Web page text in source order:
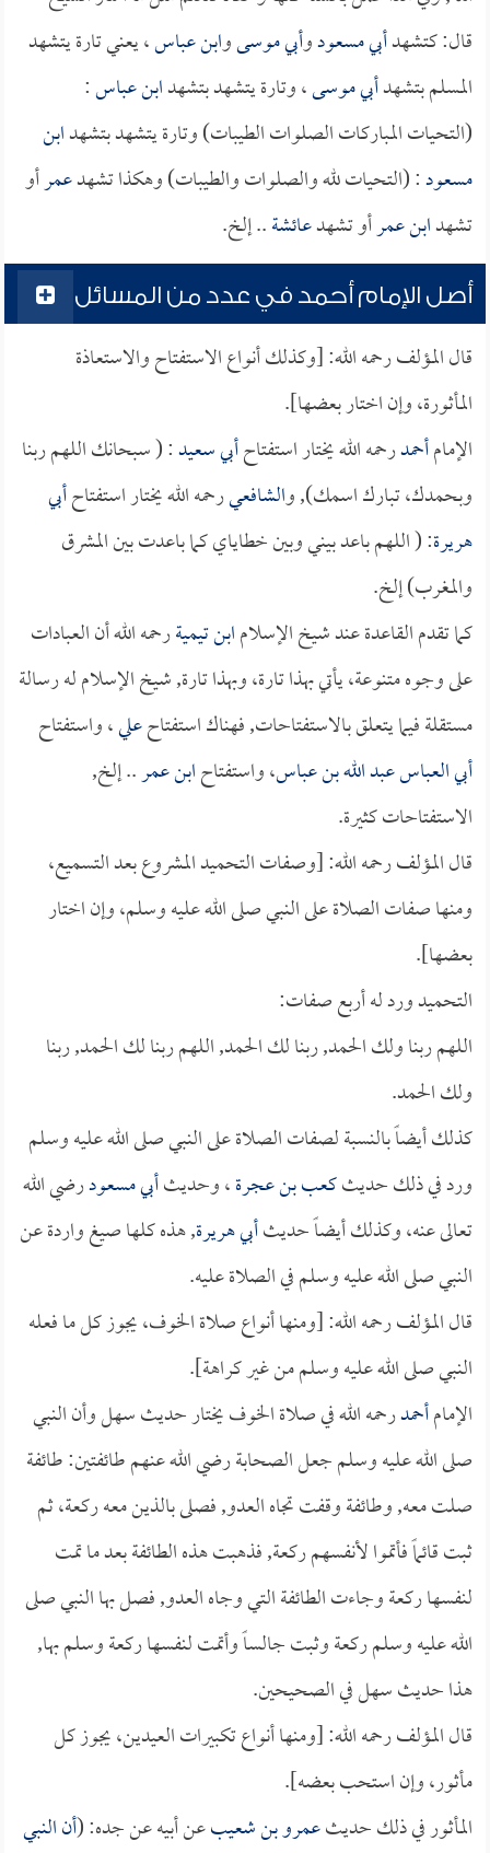
قال: كتشهدأبي مسعودوأبي موسىوابن عباس، يعني تارة يتشهد
المسلم بتشهدأبي موسى، وتارة يتشهد بتشهدابن عباس:
(التحيات المباركات الصلوات الطيبات) وتارة يتشهد بتشهدابن
مسعود: (التحيات لله والصلوات والطيبات) وهكذا تشهدعمرأو
تشهدابن عمرأو تشهدعائشة.. إلخ.
أصل الإمام أحمد في عدد من المسائل
قال المؤلف رحمه الله: [وكذلك أنواع الاستفتاح والاستعاذة
المأثورة، وإن اختار بعضها].
الإمامأحمدرحمه الله يختار استفتاحأبي سعيد: ( سبحانك اللهم ربنا
وبحمدك، تبارك اسمك), والشافعيرحمه الله يختار استفتاحأبي
هريرة: ( اللهم باعد بيني وبين خطاياي كما باعدت بين المشرق
والمغرب) إلخ.
كما تقدم القاعدة عند شيخ الإسلامابن تيميةرحمه الله أن العبادات
على وجوه متنوعة، يأتي بهذا تارة، وبهذا تارة, شيخ الإسلام له رسالة
مستقلة فيما يتعلق بالاستفتاحات, فهناك استفتاحعلي، واستفتاح
أبي العباس عبد الله بن عباس، واستفتاحابن عمر.. إلخ,
الاستفتاحات كثيرة.
قال المؤلف رحمه الله: [وصفات التحميد المشروع بعد التسميع،
ومنها صفات الصلاة على النبي صلى الله عليه وسلم، وإن اختار
بعضها].
التحميد ورد له أربع صفات:
اللهم ربنا ولك الحمد, ربنا لك الحمد, اللهم ربنا لك الحمد, ربنا
ولك الحمد.
كذلك أيضاً بالنسبة لصفات الصلاة على النبي صلى الله عليه وسلم
ورد في ذلك حديثكعب بن عجرة، وحديثأبي مسعودرضي الله
تعالى عنه، وكذلك أيضاً حديثأبي هريرة, هذه كلها صيغ واردة عن
النبي صلى الله عليه وسلم في الصلاة عليه.
قال المؤلف رحمه الله: [ومنها أنواع صلاة الخوف، يجوز كل ما فعله
النبي صلى الله عليه وسلم من غير كراهة].
الإمامأحمدرحمه الله في صلاة الخوف يختار حديث سهل وأن النبي
صلى الله عليه وسلم جعل الصحابة رضي الله عنهم طائفتين: طائفة
صلت معه, وطائفة وقفت تجاه العدو, فصلى بالذين معه ركعة، ثم
ثبت قائماً فأتموا لأنفسهم ركعة, فذهبت هذه الطائفة بعد ما تمت
لنفسها ركعة وجاءت الطائفة التي وجاه العدو, فصل بها النبي صلى
الله عليه وسلم ركعة وثبت جالساً وأتمت لنفسها ركعة وسلم بها,
هذا حديث سهل في الصحيحين.
قال المؤلف رحمه الله: [ومنها أنواع تكبيرات العيدين، يجوز كل
مأثور، وإن استحب بعضه].
المأثور في ذلك حديثعمرو بن شعيبعن أبيه عن جده: (أن النبي